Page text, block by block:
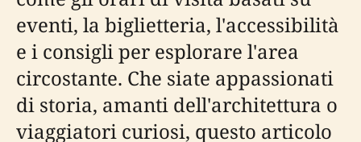
eventi, la biglietteria, l'accessibilità
e i consigli per esplorare l'area
circostante. Che siate appassionati
di storia, amanti dell'architettura o
viaggiatori curiosi, questo articolo